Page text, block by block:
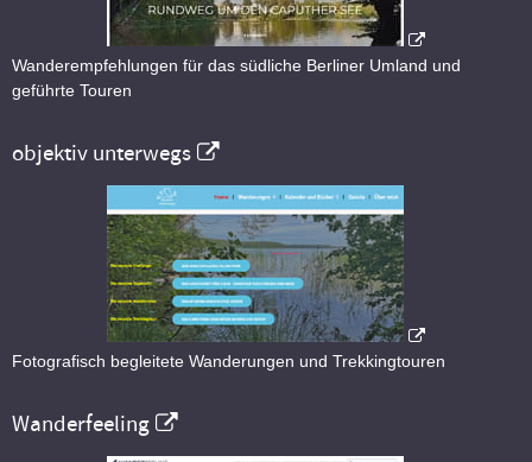
Wanderempfehlungen für das südliche Berliner Umland und
geführte Touren
objektiv unterwegs
Fotografisch begleitete Wanderungen und Trekkingtouren
Wanderfeeling